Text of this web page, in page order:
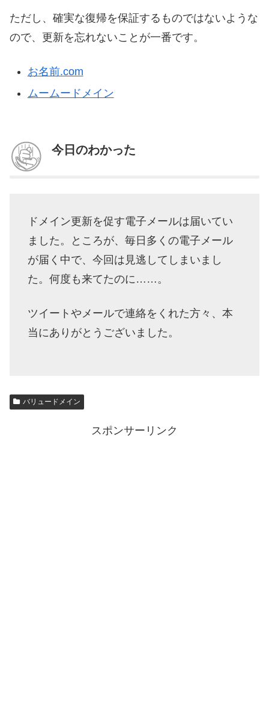
ただし、確実な復帰を保証するものではないような
ので、更新を忘れないことが一番です。
お名前.com
ムームードメイン
今日のわかった
ドメイン更新を促す電子メールは届いてい
ました。ところが、毎日多くの電子メール
が届く中で、今回は見逃してしまいまし
た。何度も来てたのに……。
ツイートやメールで連絡をくれた方々、本
当にありがとうございました。
バリュードメイン
スポンサーリンク